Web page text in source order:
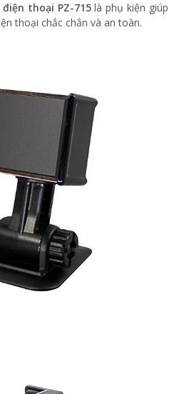
điện thoại PZ-715là phụ kiện giúp
thoại chắc chắn và an toàn.